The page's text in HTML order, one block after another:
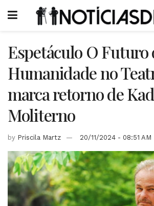
Espetáculo O Futuro
Humanidade no
marca retorno de
Moliterno
by Priscila Martz 20/11/2024 - 08:51 AM